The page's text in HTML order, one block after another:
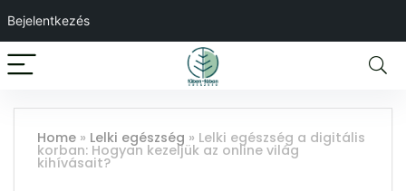
Bejelentkezés
Home » Lelki egészség » Lelki egészség a digitális
korban: Hogyan kezeljük az online világ
kihívásait?